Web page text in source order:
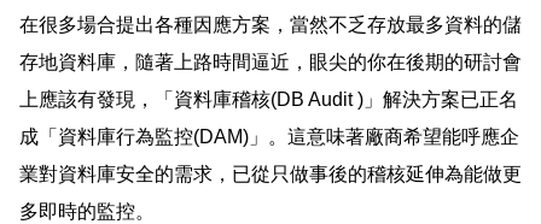
在很多場合提出各種因應方案，當然不乏存放最多資料的儲
存地資料庫，隨著上路時間逼近，眼尖的你在後期的研討會
上應該有發現，「資料庫稽核(DB Audit )」解決方案已正名
成「資料庫行為監控(DAM)」。這意味著廠商希望能呼應企
業對資料庫安全的需求，已從只做事後的稽核延伸為能做更
多即時的監控。